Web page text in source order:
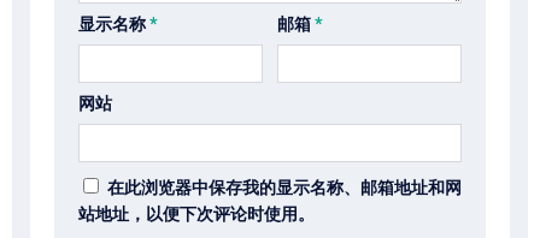
显示名称* 邮箱*
网站
在此浏览器中保存我的显示名称、邮箱地址和网
站地址，以便下次评论时使用。